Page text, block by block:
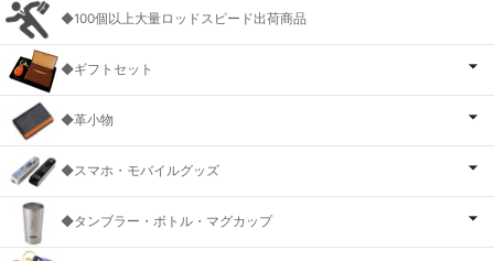
◆100個以上大量ロッドスピード出荷商品
◆ギフトセット
◆革小物
◆スマホ・モバイルグッズ
◆タンブラー・ボトル・マグカップ